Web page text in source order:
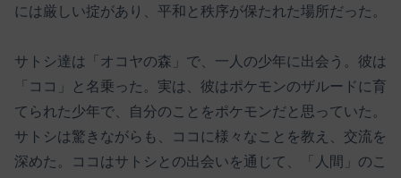
には厳しい掟があり、平和と秩序が保たれた場所だった。
サトシ達は「オコヤの森」で、一人の少年に出会う。彼は
「ココ」と名乗った。実は、彼はポケモンのザルードに育
てられた少年で、自分のことをポケモンだと思っていた。
サトシは驚きながらも、ココに様々なことを教え、交流を
深めた。ココはサトシとの出会いを通じて、「人間」のこ